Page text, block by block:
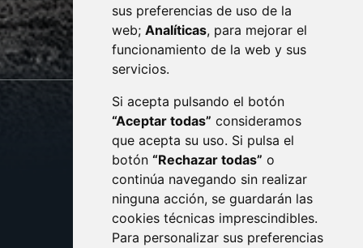
sus preferencias de uso de la
web; Analíticas, para mejorar el
funcionamiento de la web y sus
servicios.
Si acepta pulsando el botón
“Aceptar todas” consideramos
que acepta su uso. Si pulsa el
botón “Rechazar todas” o
continúa navegando sin realizar
ninguna acción, se guardarán las
cookies técnicas imprescindibles.
Para personalizar sus preferencias
sac@monzon.es
monzon.es
CONTACTO
AVISO LEGAL
PROTECCIÓN DE DATOS
POLÍTICA DE COOKIES
ACCESIBILIDAD
ENLACE EXTERNO AL